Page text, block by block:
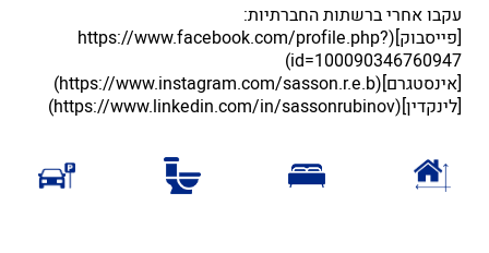
עקבו אחרי ברשתות החברתיות:
[פייסבוק](https://www.facebook.com/profile.php?
id=100090346760947)
[אינסטגרם](https://www.instagram.com/sasson.r.e.b)
[לינקדין](https://www.linkedin.com/in/sassonrubinov)